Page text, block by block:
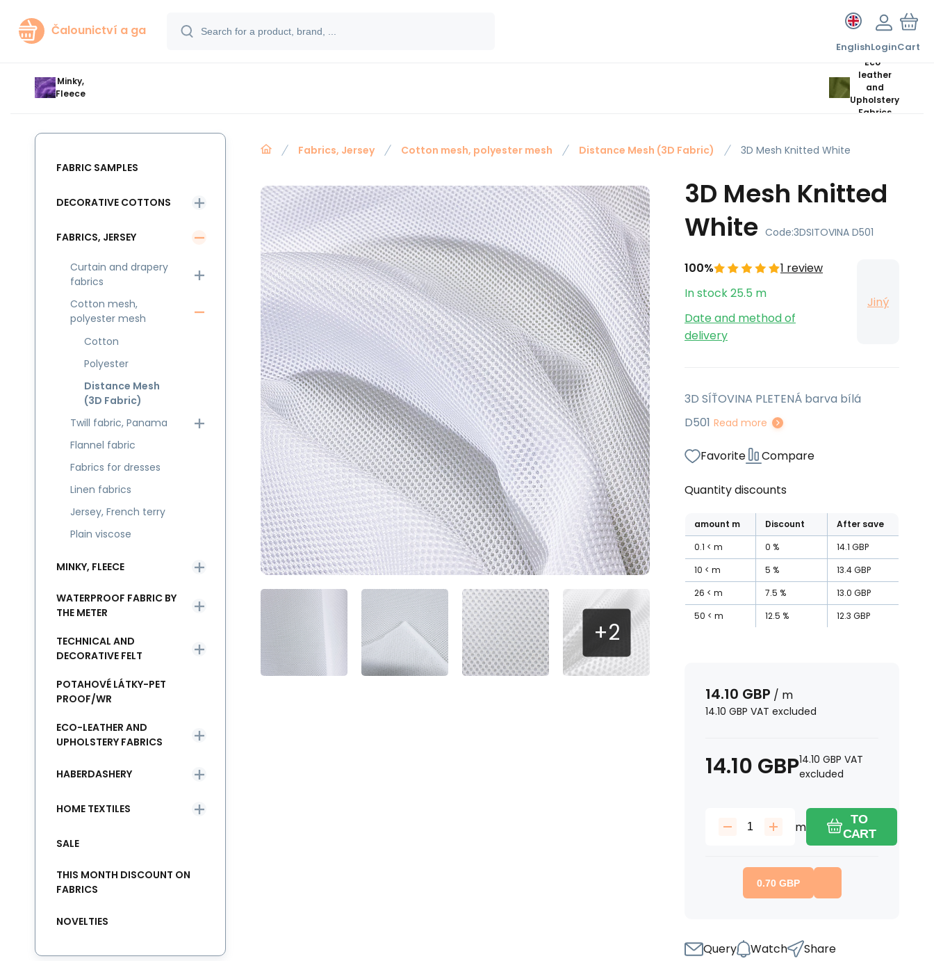
Čalounictví a ga
EnglishLoginCart
Minky,
Fleece
Eco-
leather
and
Upholstery
Fabrics
Fabrics, Jersey Cotton mesh, polyester mesh Distance Mesh (3D Fabric) 3D Mesh Knitted White
3D Mesh Knitted
White Code:3DSITOVINA D501
100%
1 review
In stock25.5 m
Date and method of
delivery
Jiný
3D SÍŤOVINA PLETENÁ barva bílá
D501 Read more
Favorite Compare
Quantity discounts
amount m Discount
After save
0.1
m 0 % 14.1 GBP
10
m 5 % 13.4GBP
26
m 7.5 % 13.0 GBP
50
m 12.5 % 12.3 GBP
14.10 GBP / m
14.10 GBP VAT excluded
14.10 GBP14.10 GBP VAT
excluded
m
TO
CART
0.70 GBP
Query Watch Share
FABRIC SAMPLES
DECORATIVE COTTONS
FABRICS, JERSEY
Curtain and drapery
fabrics
Cotton mesh,
polyester mesh
Cotton
Polyester
Distance Mesh
(3D Fabric)
Twill fabric, Panama
Flannel fabric
Fabrics for dresses
Linen fabrics
Jersey, French terry
Plain viscose
MINKY, FLEECE
WATERPROOF FABRIC BY
THE METER
TECHNICAL AND
DECORATIVE FELT
POTAHOVÉ LÁTKY-PET
PROOF/WR
ECO-LEATHER AND
UPHOLSTERY FABRICS
HABERDASHERY
HOME TEXTILES
SALE
THIS MONTH DISCOUNT ON
FABRICS
NOVELTIES